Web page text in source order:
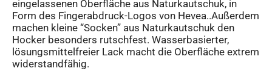
eingelassenen Oberfläche aus Naturkautschuk, in
Form des Fingerabdruck-Logos von Hevea..Außerdem
machen kleine “Socken” aus Naturkautschuk den
Hocker besonders rutschfest. Wasserbasierter,
lösungsmittelfreier Lack macht die Oberfläche extrem
widerstandfähig.